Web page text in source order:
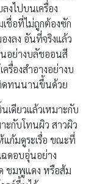
งไปบนเครื่อง
ชื่อที่ไม่ถูกต้องซัก
งลง อันที่จริงแล้ว
อย่างบลัชออนสี
รื่องสำอางอย่างบ
ดทนนานขึ้นด้วย
เดียวแล้วเหมาะกับ
ะกับโทนผิว สาวผิว
ก้มดูระเรื่อ ขณะที่
ฉดอบอุ่นอย่าง
ชมพูแดง หรือส้ม